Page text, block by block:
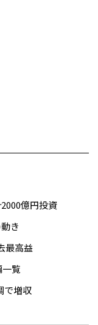
億円投資
き
最高益
覧
で増収